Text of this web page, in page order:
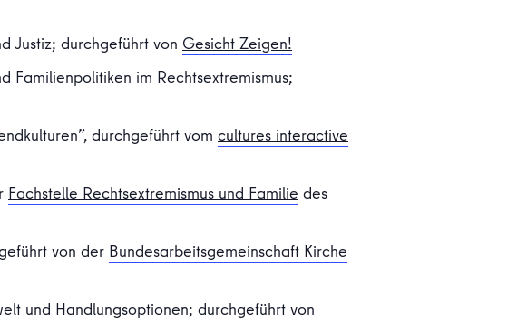
Justiz; durchgeführt von Gesicht Zeigen!
Familienpolitiken im Rechtsextremismus;
durchgeführt vom cultures interactive
Fachstelle Rechtsextremismus und Familie des
von der Bundesarbeitsgemeinschaft Kirche
und Handlungsoptionen; durchgeführt von